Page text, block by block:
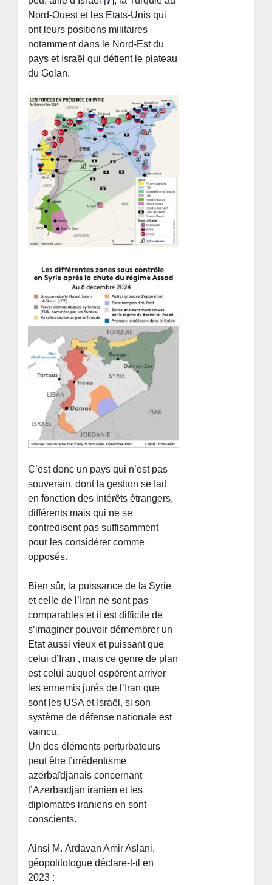
Nord-Ouest et les Etats-Unis qui
ont leurs positions militaires
notamment dans le Nord-Est du
pays et Israël qui détient le plateau
du Golan.
C’est donc un pays qui n’est pas
souverain, dont la gestion se fait
en fonction des intérêts étrangers,
différents mais qui ne se
contredisent pas suffisamment
pour les considérer comme
opposés.
Bien sûr, la puissance de la Syrie
et celle de l’Iran ne sont pas
comparables et il est difficile de
s’imaginer pouvoir démembrer un
Etat aussi vieux et puissant que
celui d’Iran , mais ce genre de plan
est celui auquel espèrent arriver
les ennemis jurés de l’Iran que
sont les USA et Israël, si son
système de défense nationale est
vaincu.
Un des éléments perturbateurs
peut être l’irrédentisme
azerbaïdjanais concernant
l’Azerbaïdjan iranien et les
diplomates iraniens en sont
conscients.
Ainsi M. Ardavan Amir Aslani,
géopolitologue déclare-t-il en
2023 :